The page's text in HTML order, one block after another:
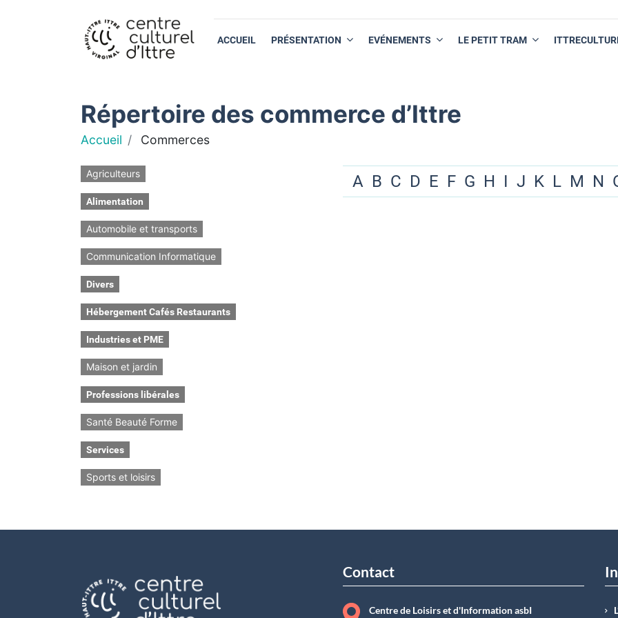
ACCUEIL PRÉSENTATION EVÉNEMENTS LE PETIT TRAM
Répertoire des commerce d’Ittre
Accueil Commerces
Agriculteurs
Alimentation
Automobile et transports
Communication Informatique
Divers
Hébergement Cafés Restaurants
Industries et PME
Maison et jardin
Professions libérales
Santé Beauté Forme
Services
Sports et loisirs
A B C D E F G H I J K L M N
Contact
Centre de Loisirs et d'Information asbI